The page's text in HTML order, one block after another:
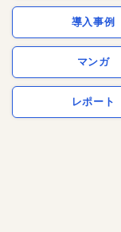
導入事例
マンガ
レポート